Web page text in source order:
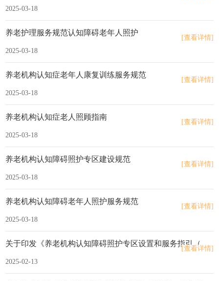
2025-03-18
养老护理服务规范认知障碍老年人照护
[查看详情]
2025-03-18
养老机构认知症老年人康复训练服务规范
[查看详情]
2025-03-18
养老机构认知症老人照顾指南
[查看详情]
2025-03-18
养老机构认知障碍照护专区建设规范
[查看详情]
2025-03-18
养老机构认知障碍老年人照护服务规范
[查看详情]
2025-03-18
关于印发《养老机构认知障碍照护专区设置和服务指引（试行）》和《智慧养老院建设指引（试行）》的通知（鲁民函19号）
[查看详情]
2025-02-13